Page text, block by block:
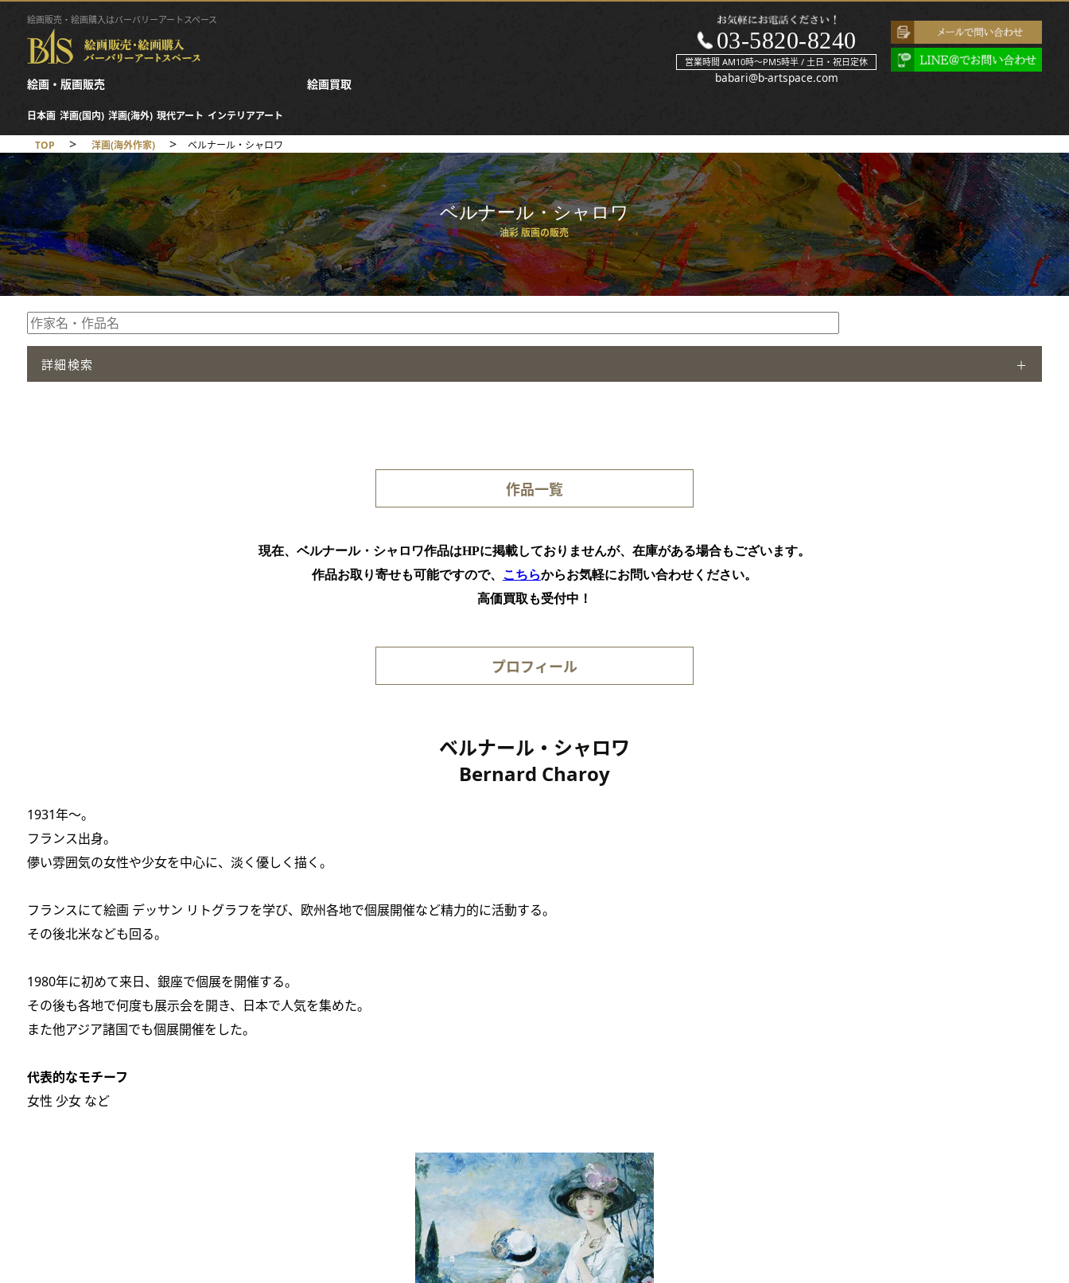
絵画販売・絵画購入はバーバリーアートスペース
絵画・版画販売
日本画 洋画(国内) 洋画(海外) 現代アート インテリアアート
絵画買取
03-5820-8240
営業時間 AM10時～PM5時半 / 土日・祝日定休
babari@b-artspace.com
TOP > 洋画(海外作家) > ベルナール・シャロワ
ベルナール・シャロワ
油彩 版画の販売
詳細検索
作品一覧
現在、ベルナール・シャロワ作品はHPに掲載しておりませんが、在庫がある場合もございます。
作品お取り寄せも可能ですので、 こちらからお気軽にお問い合わせください。
高価買取も受付中！
プロフィール
ベルナール・シャロワ
Bernard Charoy
1931年～。
フランス出身。
儚い雰囲気の女性や少女を中心に、淡く優しく描く。
フランスにて絵画 デッサン リトグラフを学び、欧州各地で個展開催など精力的に活動する。
その後北米なども回る。
1980年に初めて来日、銀座で個展を開催する。
その後も各地で何度も展示会を開き、日本で人気を集めた。
また他アジア諸国でも個展開催をした。
代表的なモチーフ
女性 少女 など